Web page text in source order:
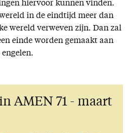
hiervoor kunnen vinden.
in de eindtijd meer dan
wereld verweven zijn. Dan zal
einde worden gemaakt aan
AMEN 71 - maart